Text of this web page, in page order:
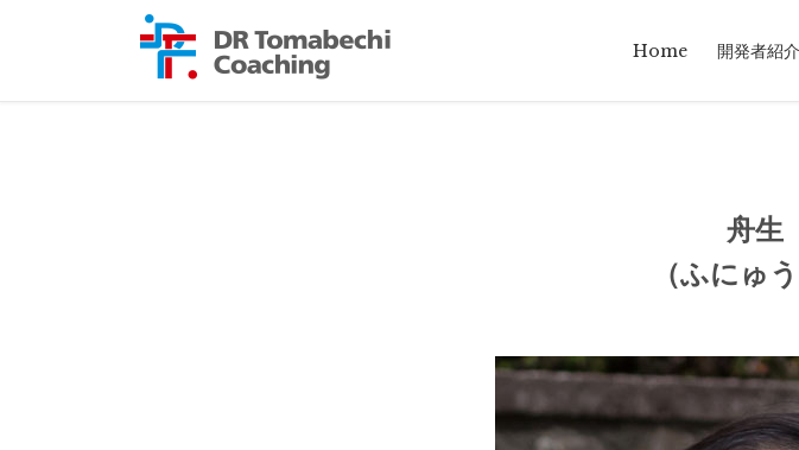
Home 開発者紹介
舟
（ふにゅ